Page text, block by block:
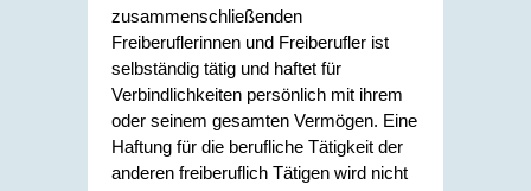
zusammenschließenden
Freiberuflerinnen und Freiberufler ist
selbständig tätig und haftet für
Verbindlichkeiten persönlich mit ihrem
oder seinem gesamten Vermögen. Eine
Haftung für die berufliche Tätigkeit der
anderen freiberuflich Tätigen wird nicht